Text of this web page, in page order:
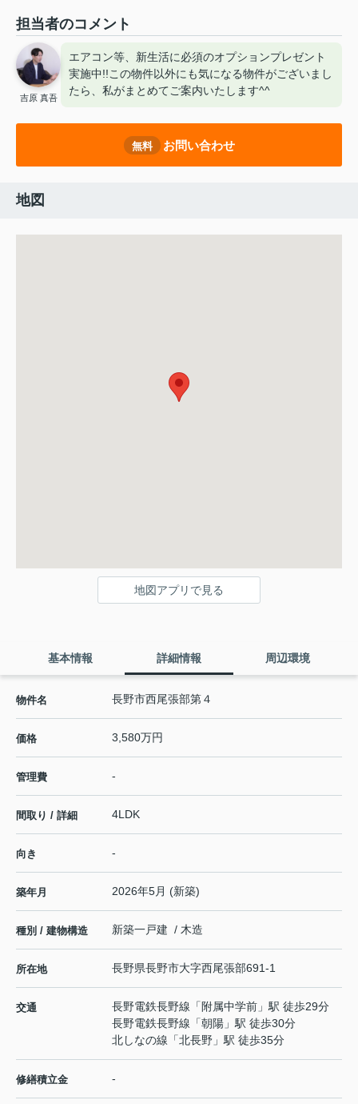
担当者のコメント
吉原 真吾
エアコン等、新生活に必須のオプションプレゼント
実施中!!この物件以外にも気になる物件がございまし
たら、私がまとめてご案内いたします^^
無料 お問い合わせ
地図
地図アプリで見る
基本情報 詳細情報 周辺環境
物件名 長野市西尾張部第４
価格 3,580万円
管理費 -
間取り / 詳細 4LDK
向き -
築年月 2026年5月 (新築)
種別 / 建物構造 新築一戸建 / 木造
所在地 長野県長野市大字西尾張部691-1
交通 長野電鉄長野線 「 附属中学前 」駅 徒歩29分
長野電鉄長野線 「朝陽 」駅 徒歩30分
北しなの線 「北長野 」駅 徒歩35分
修繕積立金 -